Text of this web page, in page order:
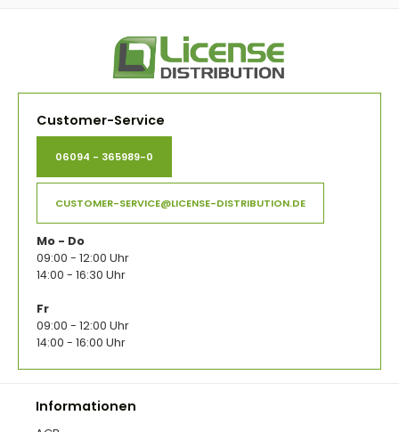
Customer-Service
06094 - 365989-0
CUSTOMER-SERVICE@LICENSE-DISTRIBUTION.DE
Mo - Do
09:00 - 12:00 Uhr
14:00 - 16:30 Uhr
Fr
09:00 - 12:00 Uhr
14:00 - 16:00 Uhr
Informationen